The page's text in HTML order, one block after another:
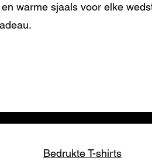
warme sjaals voor elke
Bedrukte T-shirts